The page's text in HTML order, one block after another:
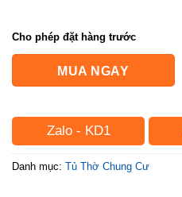
Cho phép đặt hàng trước
MUA NGAY
Zalo - KD1
Danh mục: Tủ Thờ Chung Cư